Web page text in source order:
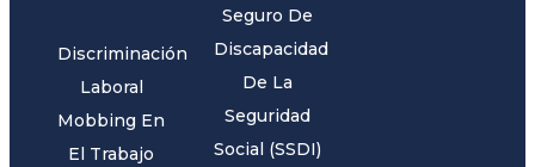
Discriminación
Laboral
Mobbing En
El Trabajo
Seguro De
Discapacidad
De La
Seguridad
Social (SSDI)